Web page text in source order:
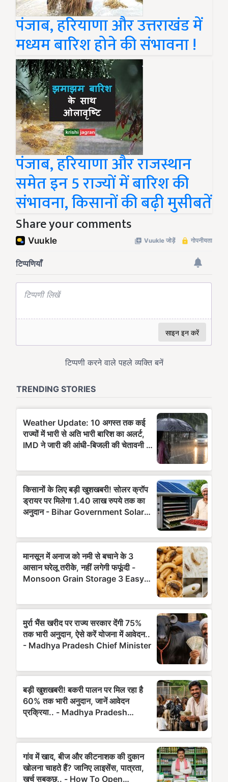
पंजाब, हरियाणा और उत्तराखंड में
मध्यम बारिश होने की संभावना !
पंजाब, हरियाणा और राजस्थान
समेत इन 5 राज्यों में बारिश की
संभावना, किसानों की बढ़ी मुसीबतें
Share your comments